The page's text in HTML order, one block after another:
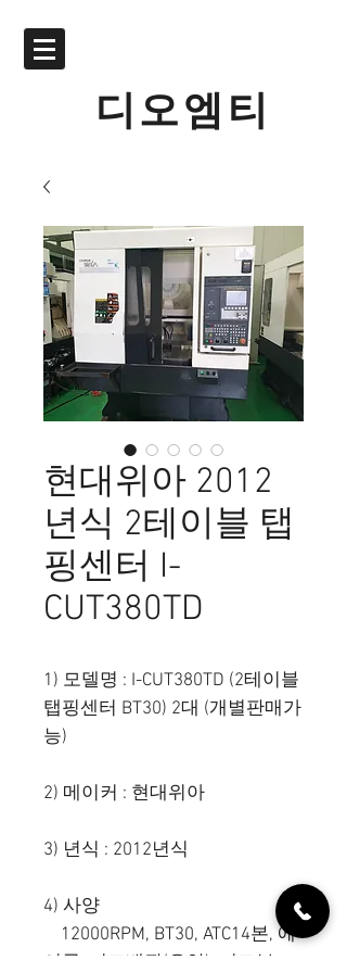
디오엠티
현대위아 2012
년식 2테이블 탭
핑센터 I-
CUT380TD
1) 모델명 : I-CUT380TD (2테이블
탭핑센터 BT30) 2대 (개별판매가
능)
2) 메이커 : 현대위아
3) 년식 : 2012년식
4) 사양
12000RPM, BT30, ATC14본, 에